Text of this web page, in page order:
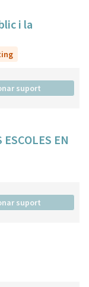
i la
suport
EN
suport